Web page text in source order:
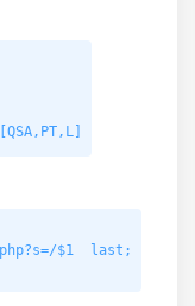
$1  last;